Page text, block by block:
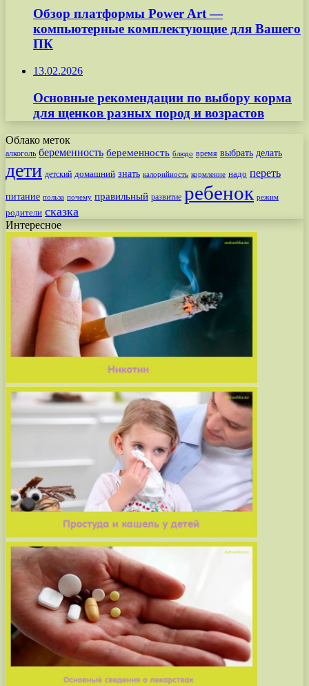
Обзор платформы Power Art —
компьютерные комплектующие для Вашего
ПК
13.02.2026
Основные рекомендации по выбору корма
для щенков разных пород и возрастов
Облако меток
алкоголь беременность беременность блюдо время выбрать делать
дети детский домашний знать калорийность кормление надо переть
питание польза почему правильный развитие ребенок режим
родители сказка
Интересное